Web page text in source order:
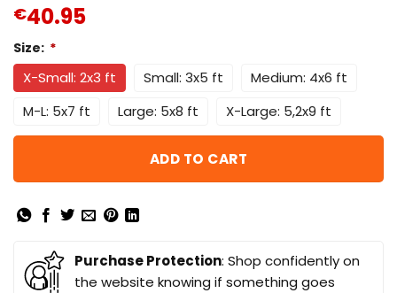
€40.95
Size: *
X-Small: 2x3 ft Small: 3x5 ft
Medium: 4x6 ft
M-L: 5x7 ft
Large: 5x8 ft X-Large: 5,2x9 ft
ADD TO CART
Purchase Protection: Shop confidently on
the website knowing if something goes